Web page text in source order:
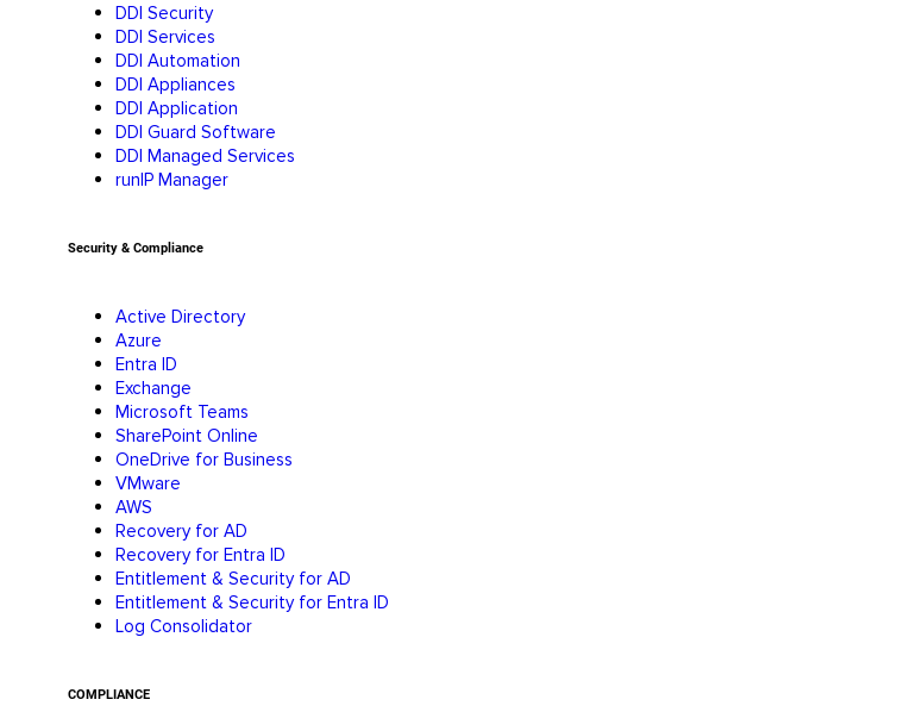
DDI Security
DDI Services
DDI Automation
DDI Appliances
DDI Application
DDI Guard Software
DDI Managed Services
runIP Manager
Security & Compliance
Active Directory
Azure
Entra ID
Exchange
Microsoft Teams
SharePoint Online
OneDrive for Business
VMware
AWS
Recovery for AD
Recovery for Entra ID
Entitlement & Security for AD
Entitlement & Security for Entra ID
Log Consolidator
COMPLIANCE